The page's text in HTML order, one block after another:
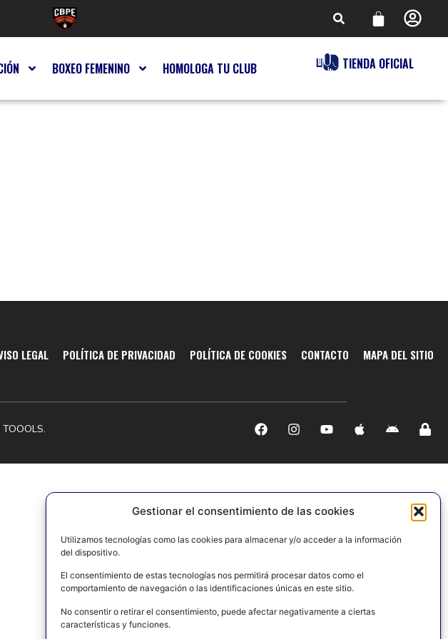
Gestionar el consentimiento de las cookies
Utilizamos tecnologías como las cookies para almacenar y/o acceder a la información
del dispositivo.
El consentimiento de estas tecnologías nos permitirá procesar datos como el
comportamiento de navegación o las identificaciones únicas en este sitio.
No consentir o retirar el consentimiento, puede afectar negativamente a ciertas
características y funciones.
BOXEO FEMENINO HOMOLOGA TU CLUB TIENDA OFICIAL
LEGAL POLÍTICA DE PRIVACIDAD POLÍTICA DE COOKIES CONTACTO MAPA DEL SITIO
TOOOLS.